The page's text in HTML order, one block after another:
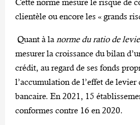
clientèle ou encore les « grands
Quant à la norme du ratio de
mesurer la croissance du bilan
crédit, au regard de ses fonds
l’accumulation de l’effet de levier
bancaire. En 2021, 15
conformes contre 16 en 2020.